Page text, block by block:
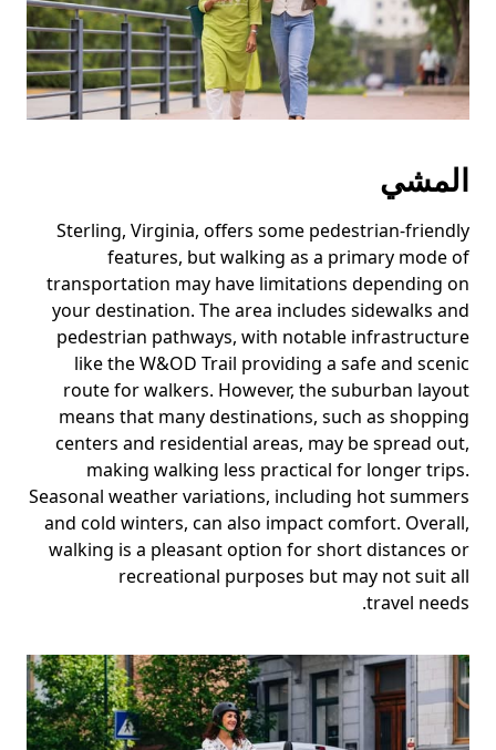
التقويم.
المشي
Sterling, Virginia, offers some pedestrian-friendly
features, but walking as a primary mode of
transportation may have limitations depending on
your destination. The area includes sidewalks and
pedestrian pathways, with notable infrastructure
like the W&OD Trail providing a safe and scenic
route for walkers. However, the suburban layout
means that many destinations, such as shopping
centers and residential areas, may be spread out,
making walking less practical for longer trips.
Seasonal weather variations, including hot summers
and cold winters, can also impact comfort. Overall,
walking is a pleasant option for short distances or
recreational purposes but may not suit all
travel needs.